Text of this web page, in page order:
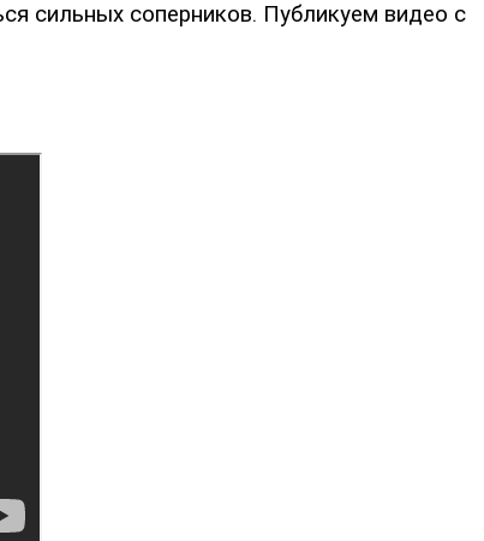
сильных соперников. Публикуем видео с